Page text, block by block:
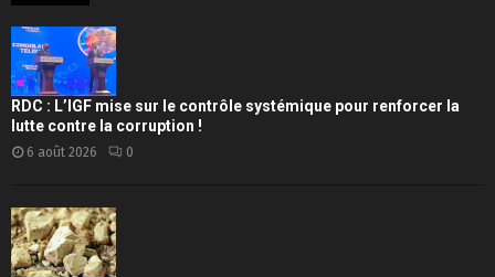
RDC : L’IGF mise sur le contrôle systémique pour renforcer la
lutte contre la corruption !
6 août 2026 0